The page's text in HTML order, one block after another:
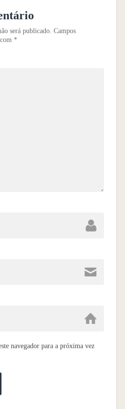
será publicado. Campos
*
navegador para a próxima vez